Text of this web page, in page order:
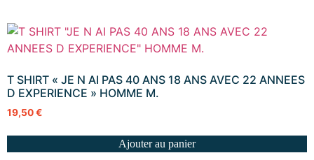
T SHIRT « JE N AI PAS 40 ANS 18 ANS AVEC 22 ANNEES
D EXPERIENCE » HOMME M.
19,50€
Ajouter au panier